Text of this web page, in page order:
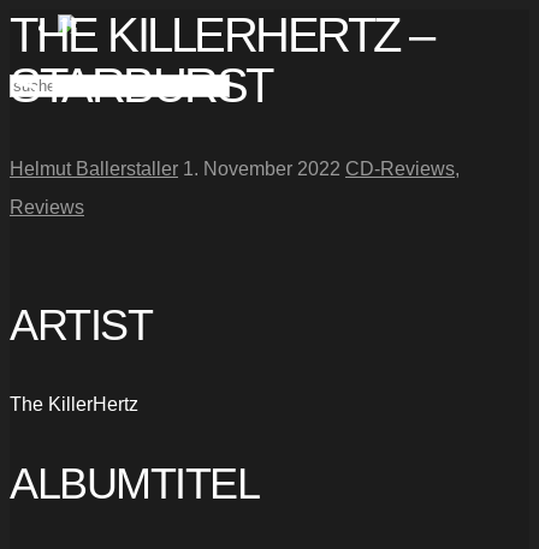
THE KILLERHERTZ –
STARBURST
Helmut Ballerstaller 1. November 2022 CD-Reviews,
Reviews
ARTIST
The KillerHertz
ALBUMTITEL